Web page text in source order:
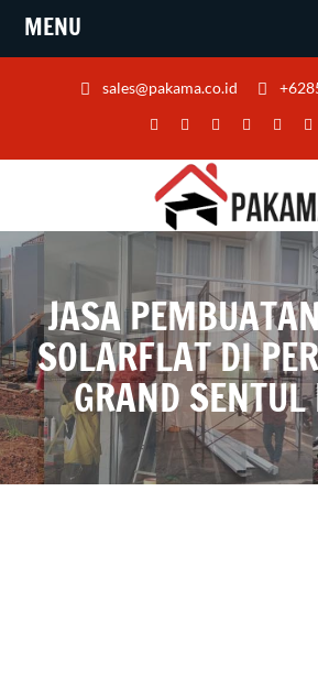
sales@pakama.co.id
JASA
SOLARFLAT DI
GRAND SENTUL